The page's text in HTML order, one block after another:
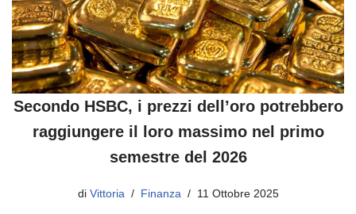
Secondo HSBC, i prezzi dell’oro potrebbero
raggiungere il loro massimo nel primo
semestre del 2026
di Vittoria Finanza 11 Ottobre 2025